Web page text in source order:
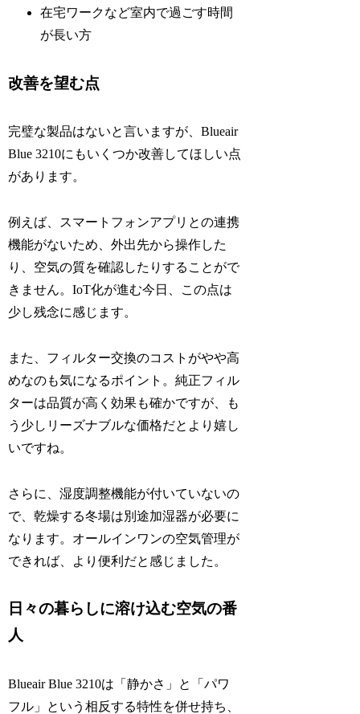
在宅ワークなど室内で過ごす時間
が長い方
改善を望む点
完璧な製品はないと言いますが、Blueair
Blue 3210にもいくつか改善してほしい点
があります。
例えば、スマートフォンアプリとの連携
機能がないため、外出先から操作した
り、空気の質を確認したりすることがで
きません。IoT化が進む今日、この点は
少し残念に感じます。
また、フィルター交換のコストがやや高
めなのも気になるポイント。純正フィル
ターは品質が高く効果も確かですが、も
う少しリーズナブルな価格だとより嬉し
いですね。
さらに、湿度調整機能が付いていないの
で、乾燥する冬場は別途加湿器が必要に
なります。オールインワンの空気管理が
できれば、より便利だと感じました。
日々の暮らしに溶け込む空気の番
人
Blueair Blue 3210は「静かさ」と「パワ
フル」という相反する特性を併せ持ち、